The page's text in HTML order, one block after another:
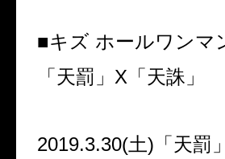
■キズ ホールワンマ
「天罰」 X 「天誅」
2019.3.30(土) 「天罰」